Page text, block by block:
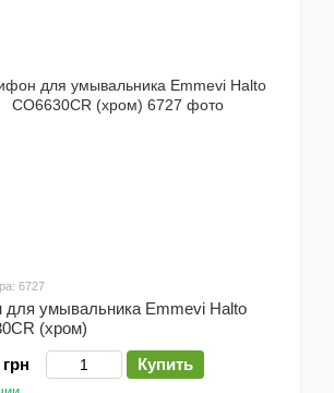
6727
умывальника Emmevi Halto
(хром)
Купить